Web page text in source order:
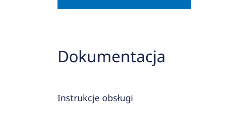
Dokumentacja
Instrukcje obsługi